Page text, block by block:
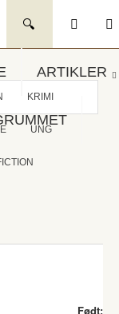
ARTIKLER
KRIMI
UNG
Født: